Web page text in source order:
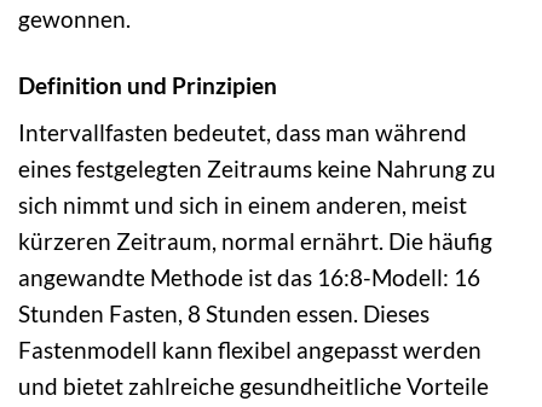
gewonnen.
Definition und Prinzipien
Intervallfasten bedeutet, dass man während
eines festgelegten Zeitraums keine Nahrung zu
sich nimmt und sich in einem anderen, meist
kürzeren Zeitraum, normal ernährt. Die häufig
angewandte Methode ist das 16:8-Modell: 16
Stunden Fasten, 8 Stunden essen. Dieses
Fastenmodell kann flexibel angepasst werden
und bietet zahlreiche gesundheitliche Vorteile